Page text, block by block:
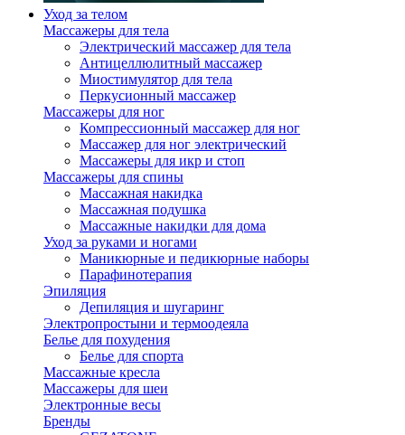
Уход за телом
Массажеры для тела
Электрический массажер для тела
Антицеллюлитный массажер
Миостимулятор для тела
Перкусионный массажер
Массажеры для ног
Компрессионный массажер для ног
Массажер для ног электрический
Массажеры для икр и стоп
Массажеры для спины
Массажная накидка
Массажная подушка
Массажные накидки для дома
Уход за руками и ногами
Маникюрные и педикюрные наборы
Парафинотерапия
Эпиляция
Депиляция и шугаринг
Электропростыни и термоодеяла
Белье для похудения
Белье для спорта
Массажные кресла
Массажеры для шеи
Электронные весы
Бренды